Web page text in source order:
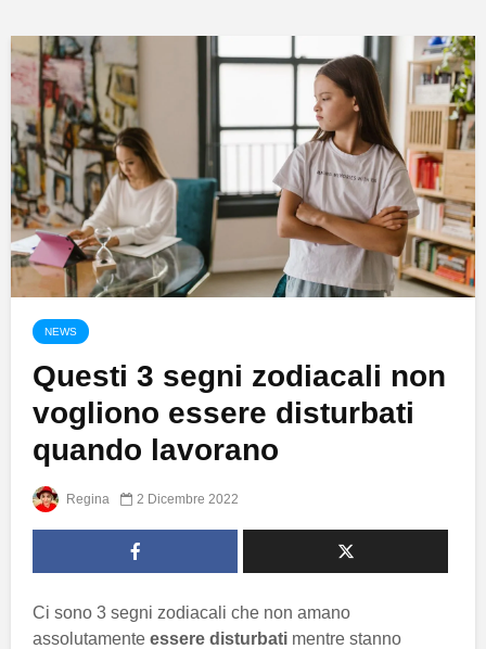
NEWS
Questi 3 segni zodiacali non
vogliono essere disturbati
quando lavorano
Regina 2 Dicembre 2022
Ci sono 3 segni zodiacali che non amano
assolutamente essere disturbati mentre stanno